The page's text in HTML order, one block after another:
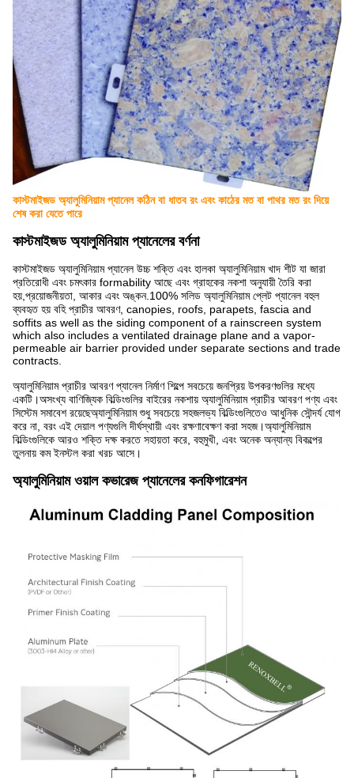
কাস্টমাইজড অ্যালুমিনিয়াম প্যানেল কঠিন বা ধাতব রং এবং কাঠের মত বা পাথর মত রং দিয়ে
শেষ করা যেতে পারে
কাস্টমাইজড অ্যালুমিনিয়াম প্যানেলের বর্ণনা
কাস্টমাইজড অ্যালুমিনিয়াম প্যানেল উচ্চ শক্তি এবং হালকা অ্যালুমিনিয়াম খাদ শীট যা জারা
প্রতিরোধী এবং চমৎকার formability আছে এবং গ্রাহকের নকশা অনুযায়ী তৈরি করা
হয়,প্রয়োজনীয়তা, আকার এবং অঙ্কন.100% সলিড অ্যালুমিনিয়াম প্লেট প্যানেল বহুল
ব্যবহৃত হয় বহি প্রাচীর আবরণ, canopies, roofs, parapets, fascia and
soffits as well as the siding component of a rainscreen system
which also includes a ventilated drainage plane and a vapor-
permeable air barrier provided under separate sections and trade
contracts.
অ্যালুমিনিয়াম প্রাচীর আবরণ প্যানেল নির্মাণ শিল্পে সবচেয়ে জনপ্রিয় উপকরণগুলির মধ্যে
একটি।অসংখ্য বাণিজ্যিক বিল্ডিংগুলির বাইরের নকশায় অ্যালুমিনিয়াম প্রাচীর আবরণ পণ্য এবং
সিস্টেম সমাবেশ রয়েছেঅ্যালুমিনিয়াম শুধু সবচেয়ে সহজলভ্য বিল্ডিংগুলিতেও আধুনিক সৌন্দর্য যোগ
করে না, বরং এই দেয়াল পণ্যগুলি দীর্ঘস্থায়ী এবং রক্ষণাবেক্ষণ করা সহজ।অ্যালুমিনিয়াম
বিল্ডিংগুলিকে আরও শক্তি দক্ষ করতে সহায়তা করে, বহুমুখী, এবং অনেক অন্যান্য বিকল্পের
তুলনায় কম ইনস্টল করা খরচ আসে।
অ্যালুমিনিয়াম ওয়াল কভারেজ প্যানেলের কনফিগারেশন